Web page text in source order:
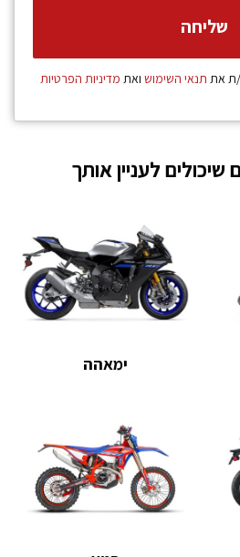
ת את תנאי השימוש ואת מדיניות הפרטיות
שיכולים לעניין אותך
ימאהה